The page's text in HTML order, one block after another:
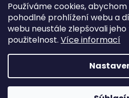
Používáme cookies,
pohodlné prohlížení webu a
webu neustále zlepšovali
použitelnost. Více informací
PRIHLÁSIŤ SA
Vytvoril